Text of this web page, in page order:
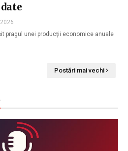
pragul unei producții economice anuale
Postări mai vechi